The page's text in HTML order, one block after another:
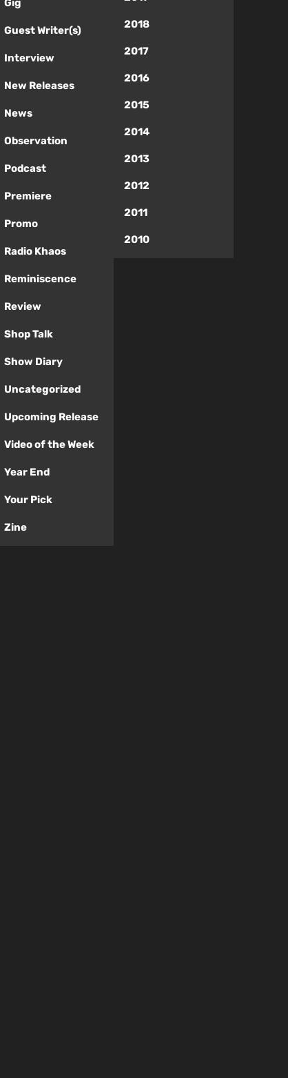
Gig
Guest Writer(s)
Interview
New Releases
News
Observation
Podcast
Premiere
Promo
Radio Khaos
Reminiscence
Review
Shop Talk
Show Diary
Uncategorized
Upcoming Release
Video of the Week
Year End
Your Pick
Zine
2018
2017
2016
2015
2014
2013
2012
2011
2010